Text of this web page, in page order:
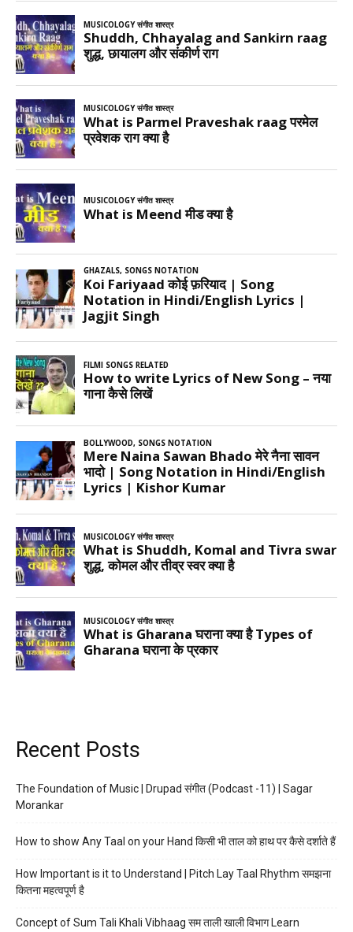
Recent Posts
The Foundation of Music | Drupad संगीत (Podcast -11) | Sagar
Morankar
How to show Any Taal on your Hand किसी भी ताल को हाथ पर कैसे दर्शाते हैं
How Important is it to Understand | Pitch Lay Taal Rhythm समझना
कितना महत्वपूर्ण है
Concept of Sum Tali Khali Vibhaag सम ताली खाली विभाग Learn